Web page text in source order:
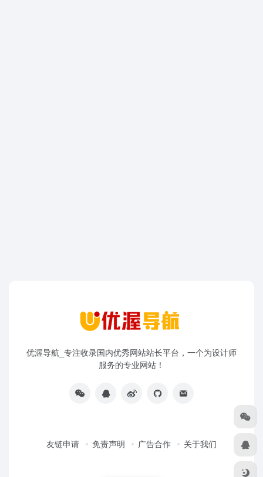
优渥导航_专注收录国内优秀网站站长平台，一个为设计师
服务的专业网站！
友链申请 免责声明 广告合作 关于我们